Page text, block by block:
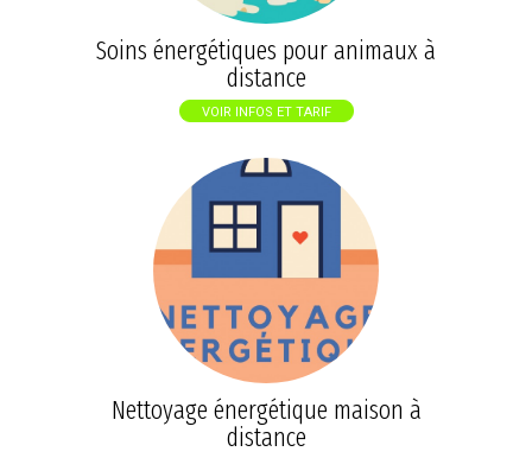
Soins énergétiques pour animaux à
distance
VOIR INFOS ET TARIF
Nettoyage énergétique maison à
distance